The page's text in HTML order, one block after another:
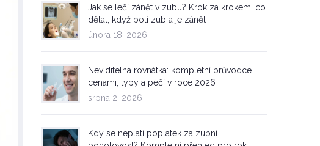
Jak se léčí zánět v zubu? Krok za krokem, co
dělat, když bolí zub a je zánět
února 18, 2026
Neviditelná rovnátka: kompletní průvodce
cenami, typy a péčí v roce 2026
srpna 2, 2026
Kdy se neplatí poplatek za zubní